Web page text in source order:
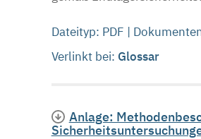
Dateityp: PDF |
Verlinkt bei: Glossar
Anlage: